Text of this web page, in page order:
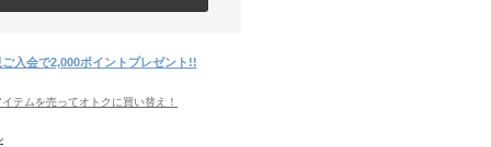
ご入会で2,000ポイントプレゼント!!
テムを売ってオトクに買い替え！